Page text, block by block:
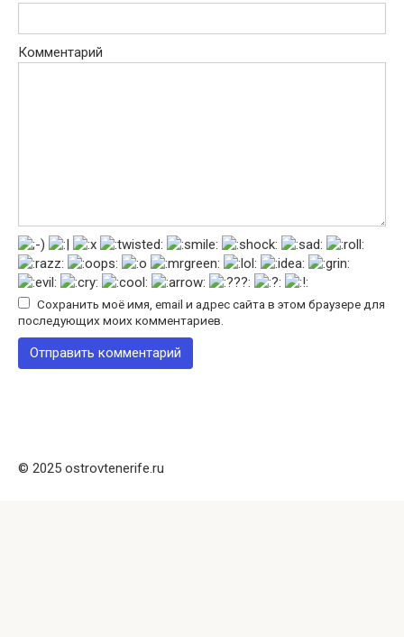
Комментарий
Сохранить моё имя, email и адрес сайта в этом браузере для
последующих моих комментариев.
© 2025 ostrovtenerife.ru